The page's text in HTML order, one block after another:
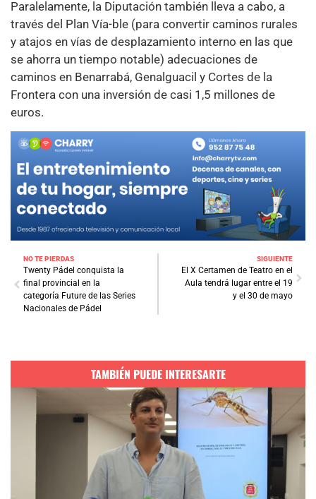
Paralelamente, la Diputación también lleva a cabo, a
través del Plan Vía-ble (para convertir caminos rurales
y atajos en vías de desplazamiento interno en las que
se ahorra un tiempo notable) adecuaciones de
caminos en Benarrabá, Genalguacil y Cortes de la
Frontera con una inversión de casi 1,5 millones de
euros.
NO TE PIERDAS
Twenty Pádel conquista la
final provincial en la
categoría Future de las Series
Nacionales de Pádel
SIGUIENTE
El X Certamen de Teatro en el
Aula tendrá lugar entre el 19
y el 30 de mayo
TAMBIÉN PUEDE INTERESARTE